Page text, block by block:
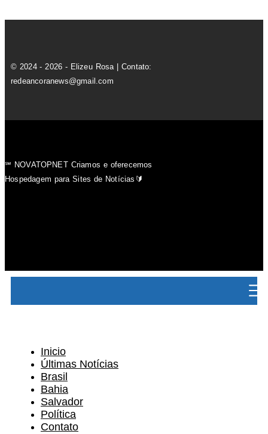
© 2024 - 2026 - Elizeu Rosa | Contato:
redeancoranews@gmail.com
℠ NOVATOPNET Criamos e oferecemos
Hospedagem para Sites de Notícias🔰
Inicio
Últimas Notícias
Brasil
Bahia
Salvador
Política
Contato